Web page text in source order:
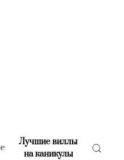
(current)
Лучшие виллы
на каникулы(current)